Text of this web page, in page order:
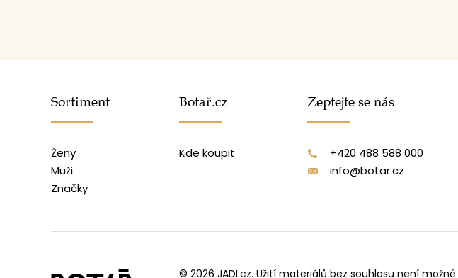
Sortiment
Ženy
Muži
Značky
Botař.cz
Kde koupit
Zeptejte se nás
+420 488 588 000
info@botar.cz
© 2026 JADI.cz. Užití materiálů bez souhlasu není možné.